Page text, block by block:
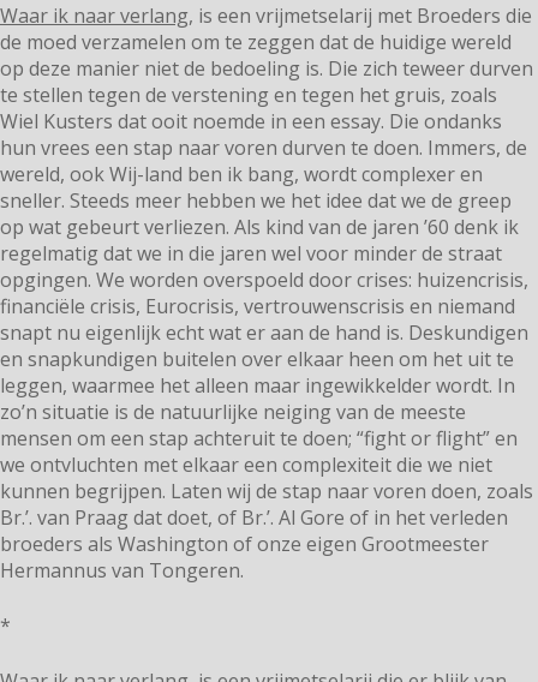
Waar ik naar verlang, is een vrijmetselarij met Broeders die
de moed verzamelen om te zeggen dat de huidige wereld
op deze manier niet de bedoeling is. Die zich teweer durven
te stellen tegen de verstening en tegen het gruis, zoals
Wiel Kusters dat ooit noemde in een essay. Die ondanks
hun vrees een stap naar voren durven te doen. Immers, de
wereld, ook Wij-land ben ik bang, wordt complexer en
sneller. Steeds meer hebben we het idee dat we de greep
op wat gebeurt verliezen. Als kind van de jaren ’60 denk ik
regelmatig dat we in die jaren wel voor minder de straat
opgingen. We worden overspoeld door crises: huizencrisis,
financiële crisis, Eurocrisis, vertrouwenscrisis en niemand
snapt nu eigenlijk echt wat er aan de hand is. Deskundigen
en snapkundigen buitelen over elkaar heen om het uit te
leggen, waarmee het alleen maar ingewikkelder wordt. In
zo’n situatie is de natuurlijke neiging van de meeste
mensen om een stap achteruit te doen; “fight or flight” en
we ontvluchten met elkaar een complexiteit die we niet
kunnen begrijpen. Laten wij de stap naar voren doen, zoals
Br.’. van Praag dat doet, of Br.’. Al Gore of in het verleden
broeders als Washington of onze eigen Grootmeester
Hermannus van Tongeren.
*